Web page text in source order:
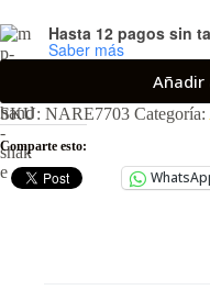
$417.00.
$314.00.
Hasta 12 pagos sin
Saber más
SKU: NARE7703 Categoría:
Comparte esto: